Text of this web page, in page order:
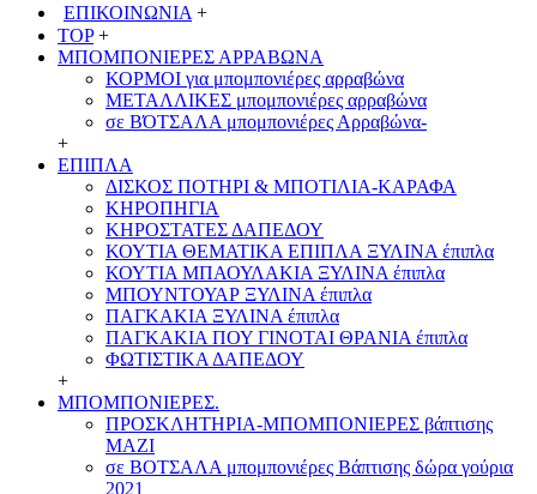
ΕΠΙΚΟΙΝΩΝΙΑ +
TOP +
ΜΠΟΜΠΟΝΙΕΡΕΣ ΑΡΡΑΒΩΝΑ
ΚΟΡΜΟΙ για μπομπονιέρες αρραβώνα
ΜΕΤΑΛΛΙΚΕΣ μπομπονιέρες αρραβώνα
σε ΒΌΤΣΑΛΑ μπομπονιέρες Αρραβώνα-
+
ΕΠΙΠΛΑ
ΔΙΣΚΟΣ ΠΟΤΗΡΙ & ΜΠΟΤΙΛΙΑ-ΚΑΡΑΦΑ
ΚΗΡΟΠΗΓΙΑ
ΚΗΡΟΣΤΑΤΕΣ ΔΑΠΕΔΟΥ
ΚΟΥΤΙΑ ΘΕΜΑΤΙΚΑ ΕΠΙΠΛΑ ΞΥΛΙΝΑ έπιπλα
ΚΟΥΤΙΑ ΜΠΑΟΥΛΑΚΙΑ ΞΥΛΙΝΑ έπιπλα
ΜΠΟΥΝΤΟΥΑΡ ΞΥΛΙΝΑ έπιπλα
ΠΑΓΚΑΚΙΑ ΞΥΛΙΝΑ έπιπλα
ΠΑΓΚΑΚΙΑ ΠΟΥ ΓΙΝΟΤΑΙ ΘΡΑΝΙΑ έπιπλα
ΦΩΤΙΣΤΙΚΑ ΔΑΠΕΔΟΥ
+
ΜΠΟΜΠΟΝΙΕΡΕΣ.
ΠΡΟΣΚΛΗΤΗΡΙΑ-ΜΠΟΜΠΟΝΙΕΡΕΣ βάπτισης
ΜΑΖΙ
σε ΒΟΤΣΑΛΑ μπομπονιέρες Βάπτισης δώρα γούρια
2021